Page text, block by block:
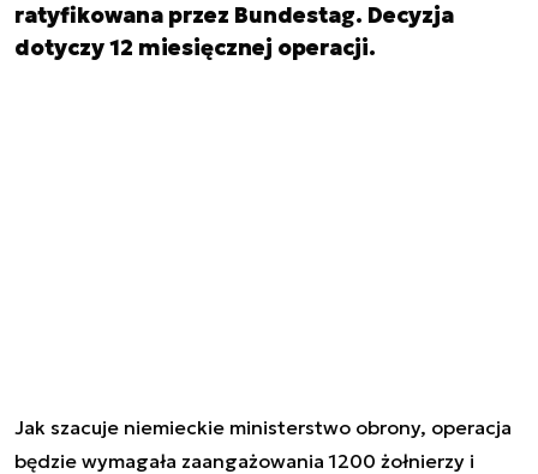
ratyfikowana przez Bundestag. Decyzja
dotyczy 12 miesięcznej operacji.
Jak szacuje niemieckie ministerstwo obrony, operacja
będzie wymagała zaangażowania 1200 żołnierzy i